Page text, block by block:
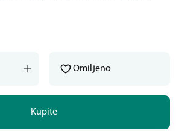
Kupite
Omiljeno